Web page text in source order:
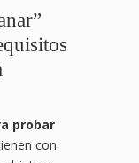
probar
con